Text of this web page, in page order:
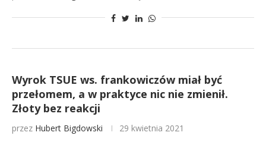
Wyrok TSUE ws. frankowiczów miał być
przełomem, a w praktyce nic nie zmienił.
Złoty bez reakcji
przez Hubert Bigdowski 29 kwietnia 2021